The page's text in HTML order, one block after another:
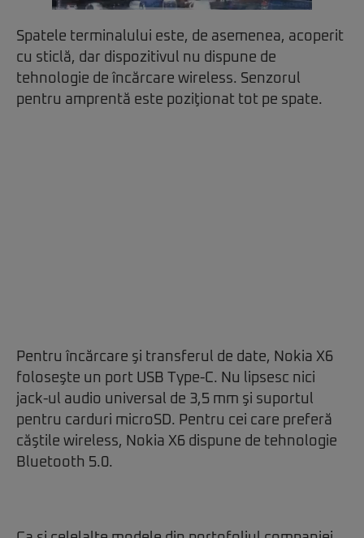
Spatele terminalului este, de asemenea, acoperit
cu sticlă, dar dispozitivul nu dispune de
tehnologie de încărcare wireless. Senzorul
pentru amprentă este poziţionat tot pe spate.
Pentru încărcare şi transferul de date, Nokia X6
foloseşte un port USB Type-C. Nu lipsesc nici
jack-ul audio universal de 3,5 mm şi suportul
pentru carduri microSD. Pentru cei care preferă
căştile wireless, Nokia X6 dispune de tehnologie
Bluetooth 5.0.